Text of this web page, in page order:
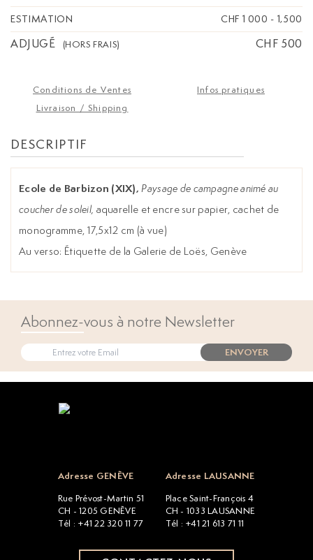
ESTIMATION CHF 1 000 - 1,500
ADJUGÉ (HORS FRAIS) CHF 500
Conditions de Ventes
Infos pratiques
Livraison / Shipping
DESCRIPTIF
Ecole de Barbizon (XIX), Paysage de campagne animé au
coucher de soleil, aquarelle et encre sur papier, cachet de
monogramme, 17,5x12 cm (à vue)
Au verso: Étiquette de la Galerie de Loës, Genève
Abonnez-vous à notre Newsletter
ENVOYER
Adresse GENÈVE
Rue Prévost-Martin 51
CH - 1205 GENÈVE
Tél : +41 22 320 11 77
Adresse LAUSANNE
Place Saint-François 4
CH - 1033 LAUSANNE
Tél : +41 21 613 71 11